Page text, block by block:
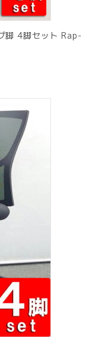
脚 4脚セット Rap-